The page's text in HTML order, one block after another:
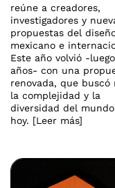
reúne a creadores,
investigadores y
propuestas del
mexicano e
Este año volvió -
años- con una
renovada, que buscó
la complejidad y la
diversidad del
hoy. [Leer más]